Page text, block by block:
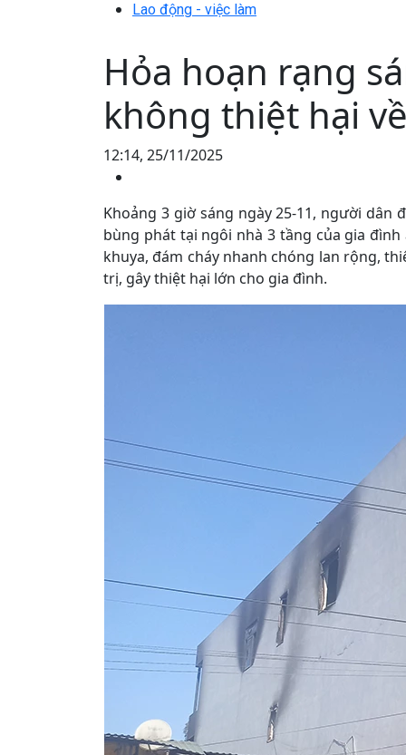
Lao động - việc làm
Hỏa hoạn rạng
không thiệt hại
12:14, 25/11/2025
Khoảng 3 giờ sáng ngày 25-11, người
bùng phát tại ngôi nhà 3 tầng của gia
khuya, đám cháy nhanh chóng lan rộng,
trị, gây thiệt hại lớn cho gia đình.